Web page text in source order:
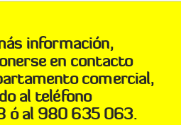
información,
en contacto
comercial,
al teléfono
ó al 980 635 063.